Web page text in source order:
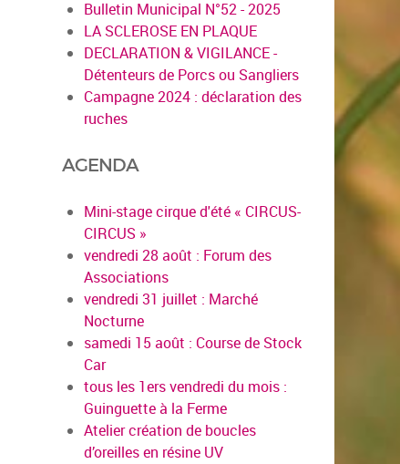
Bulletin Municipal N°52 - 2025
LA SCLEROSE EN PLAQUE
DECLARATION & VIGILANCE -
Détenteurs de Porcs ou Sangliers
Campagne 2024 : déclaration des
ruches
AGENDA
Mini-stage cirque d'été « CIRCUS-
CIRCUS »
vendredi 28 août : Forum des
Associations
vendredi 31 juillet : Marché
Nocturne
samedi 15 août : Course de Stock
Car
tous les 1ers vendredi du mois :
Guinguette à la Ferme
Atelier création de boucles
d’oreilles en résine UV